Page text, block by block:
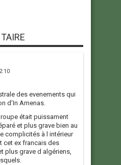
des evenements qui
d’In Amenas.
était puissament
et plus grave bien au
complicités à l intérieur
cet ex francais des
plus grave d algériens,